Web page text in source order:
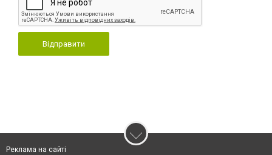
Відправити
Реклама на сайті